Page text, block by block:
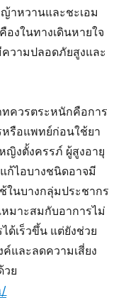
าหวานและชะเอม
องในทางเดินหายใจ
วามปลอดภัยสูงและ
ควรตระหนักคือการ
รือแพทย์ก่อนใช้ยา
ญิงตั้งครรภ์ ผู้สูงอายุ
ก้ไอบางชนิดอาจมี
นบางกลุ่มประชากร
หมาะสมกับอาการไม่
ด้เร็วขึ้น แต่ยังช่วย
และลดความเสี่ยง
วย